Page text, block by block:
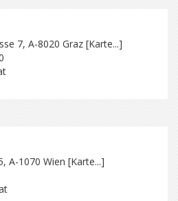
7, A-8020 Graz [Karte...]
A-1070 Wien [Karte...]